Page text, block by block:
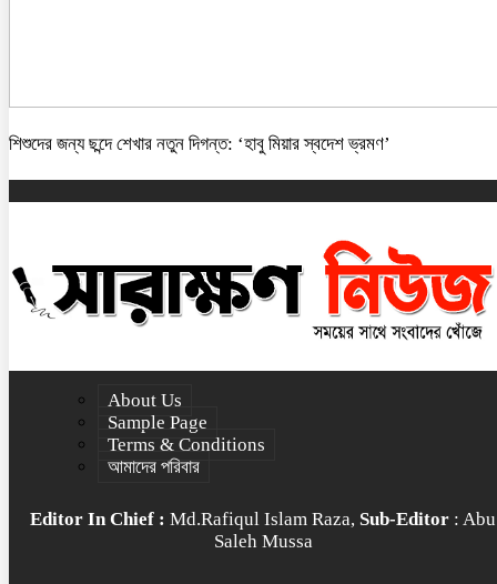
শিশুদের জন্য ছন্দে শেখার নতুন দিগন্ত: ‘হাবু মিয়ার স্বদেশ ভ্রমণ’
About Us
Sample Page
Terms & Conditions
আমাদের পরিবার
Editor In Chief : Md.Rafiqul Islam Raza, Sub-Editor : Abu
Saleh Mussa